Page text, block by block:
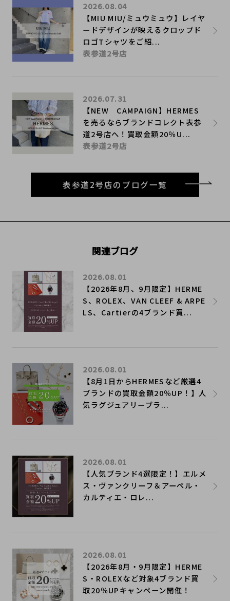
【MIU MIU/ミュウミュウ】レイヤ
ードデザインが映えるクロップド
ロゴTシャツをご紹...
2026.08.04
表参道2号店
【NEW CAMPAIGN】HERMES
を売るならブランドコレクト表参
道2号店へ！買取金額20％U...
2026.07.31
表参道2号店
表参道2号店のブログ一覧
関連ブログ
【2026年8月、9月限定】HERME
S、ROLEX、VAN CLEEF & ARPE
LS、Cartierの4ブランド買...
2026.08.01
【8月1日からHERMESなど厳選4
ブランドの買取金額20％UP！】人
気ラグジュアリーブラ...
2026.08.01
【人気ブランド4選限定！】エルメ
ス・ヴァンクリーフ＆アーペル・
カルティエ・ロレ...
2026.08.01
【2026年8月・9月限定】HERME
S・ROLEXなど対象4ブランド買
取20％UPキャンペーン開催！
2026.08.01